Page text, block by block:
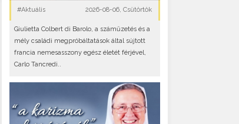
#Aktuális 2026-08-06, Csütörtök
Giulietta Colbert di Barolo, a száműzetés és a
mély családi megpróbáltatások által sújtott
francia nemesasszony egész életét férjével,
Carlo Tancredi..